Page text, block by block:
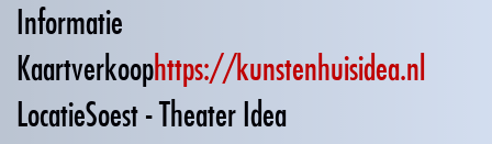
Informatie
Kaartverkoophttps://kunstenhuisidea.nl
LocatieSoest - Theater Idea